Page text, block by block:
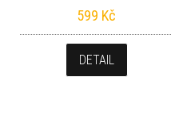
599 Kč
DETAIL